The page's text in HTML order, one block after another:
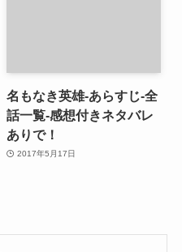
名もなき英雄-あらすじ-全
話一覧-感想付きネタバレ
ありで！
2017年5月17日